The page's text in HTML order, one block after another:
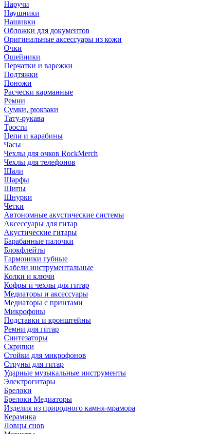
Наручи
Наушники
Нашивки
Обложки для документов
Оригинальные аксессуары из кожи
Очки
Ошейники
Перчатки и варежки
Подтяжки
Поножи
Расчески карманные
Ремни
Сумки, рюкзаки
Тату-рукава
Трости
Цепи и карабины
Часы
Чехлы для очков RockMerch
Чехлы для телефонов
Шали
Шарфы
Шипы
Шнурки
Четки
Автономные акустические системы
Аксессуары для гитар
Акустические гитары
Барабанные палочки
Блокфлейты
Гармоники губные
Кабели инструментальные
Колки и ключи
Кофры и чехлы для гитар
Медиаторы и аксессуары
Медиаторы с принтами
Микрофоны
Подставки и кронштейны
Ремни для гитар
Синтезаторы
Скрипки
Стойки для микрофонов
Струны для гитар
Ударные музыкальные инструменты
Электрогитары
Брелоки
Брелоки Медиаторы
Изделия из природного камня-мрамора
Керамика
Ловцы снов